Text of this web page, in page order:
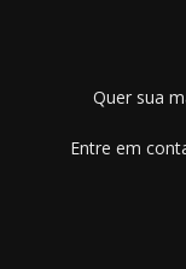
Quer sua
Entre em